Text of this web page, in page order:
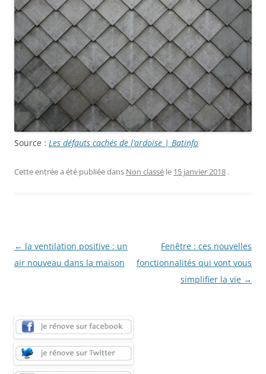
Source : Les défauts cachés de l’ardoise | Batinfo
Cette entrée a été publiée dans Non classé le 15 janvier 2018 .
Navigation
des
← la ventilation positive : un
air nouveau dans la maison
Fenêtre : ces nouvelles
fonctionnalités qui vont vous
simplifier la vie →